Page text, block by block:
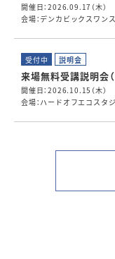
開催日：2026.09.17（木）
会場：デンカビックスワ
受付中 説明会
来場無料受講説明会
開催日：2026.10.15（木）
会場：ハードオフエコス